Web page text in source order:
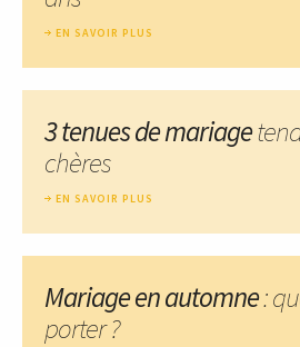
EN SAVOIR PLUS
3 tenues de mariage
chères
EN SAVOIR PLUS
Mariage en automne:
porter ?